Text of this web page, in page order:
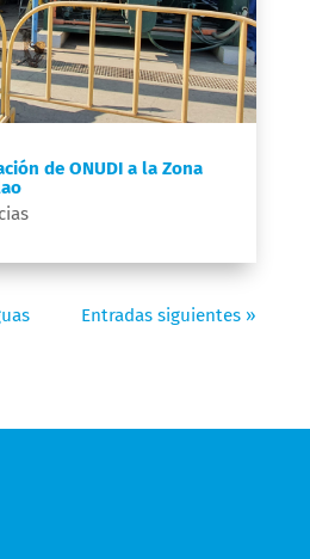
de ONUDI a la Zona
Entradas siguientes »